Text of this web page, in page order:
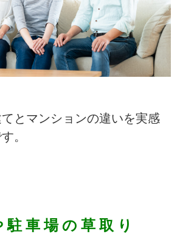
とマンションの違いを実感
。
車 場 の 草 取 り